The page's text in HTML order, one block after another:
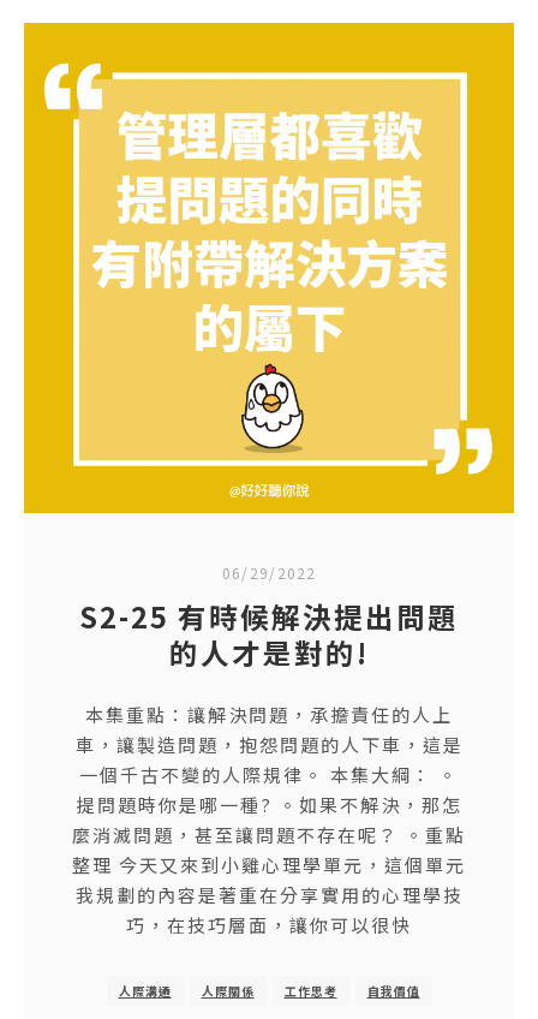
06/29/2022
S2-25 有時候解決提出問題
的人才是對的!
本集重點：讓解決問題，承擔責任的人上
車，讓製造問題，抱怨問題的人下車，這是
一個千古不變的人際規律。 本集大綱： 。
提問題時你是哪一種? 。如果不解決，那怎
麼消滅問題，甚至讓問題不存在呢？ 。重點
整理 今天又來到小雞心理學單元，這個單元
我規劃的內容是著重在分享實用的心理學技
巧，在技巧層面，讓你可以很快
人際溝通 人際關係 工作思考 自我價值